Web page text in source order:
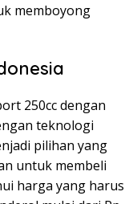
memboyong
250cc dengan
teknologi
pilihan yang
untuk membeli
harga yang harus